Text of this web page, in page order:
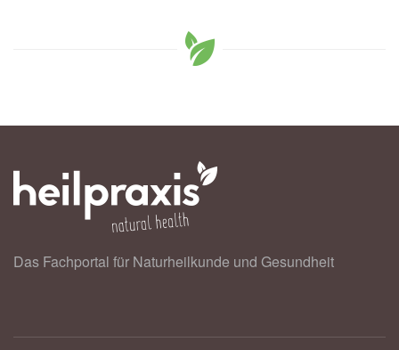
Das Fachportal für Naturheilkunde und Gesundheit